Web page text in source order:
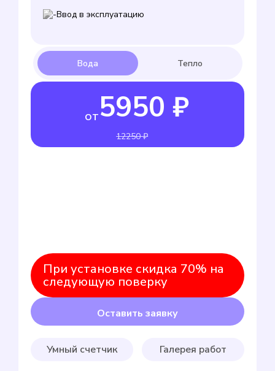
Ввод в эксплуатацию
от5950 ₽
12250 ₽
При установке скидка 70% на
следующую поверку
Оставить заявку
Умный счетчик Галерея работ